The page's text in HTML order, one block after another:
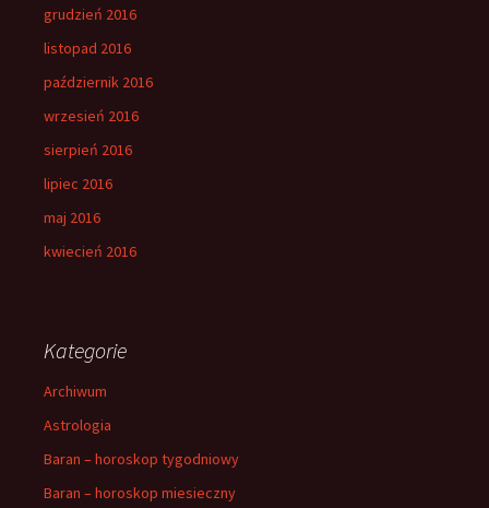
grudzień 2016
listopad 2016
październik 2016
wrzesień 2016
sierpień 2016
lipiec 2016
maj 2016
kwiecień 2016
Kategorie
Archiwum
Astrologia
Baran – horoskop tygodniowy
Baran – horoskop miesieczny